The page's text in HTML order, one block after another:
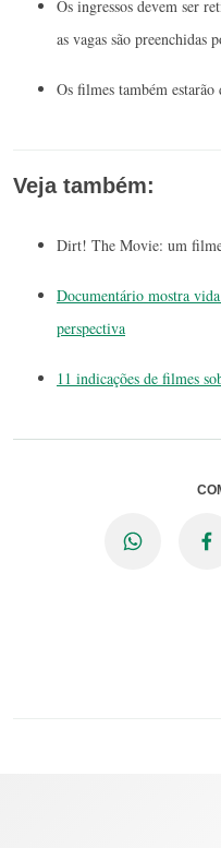
Os ingressos devem ser
as vagas são preenchidas
Os filmes também
Veja também:
Dirt! The Movie: um
Documentário mostra
perspectiva
11 indicações de filmes